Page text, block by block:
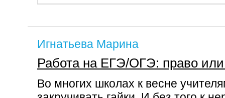
Игнатьева Марина
Работа на ЕГЭ/ОГЭ: право или
Во многих школах к весне